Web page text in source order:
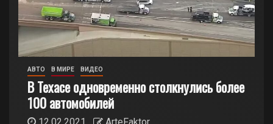
АВТО В МИРЕ ВИДЕО
В Техасе одновременно столкнулись более
100 автомобилей